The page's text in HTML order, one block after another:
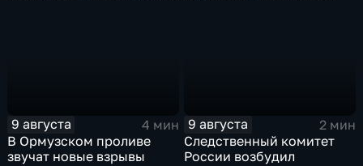
9 августа
4 мин
В Ормузском проливе
звучат новые взрывы
9 августа
2 мин
Следственный комитет
России возбудил